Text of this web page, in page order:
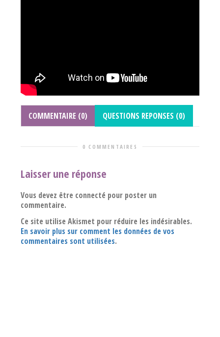
COMMENTAIRE (0) QUESTIONS REPONSES (0)
0 COMMENTAIRES
Laisser une réponse
Vous devez être connecté pour poster un
commentaire.
Ce site utilise Akismet pour réduire les indésirables.
En savoir plus sur comment les données de vos
commentaires sont utilisées.